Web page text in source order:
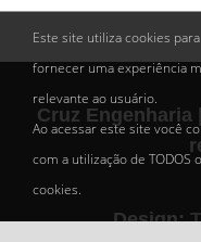
Cruz Engenharia
Design:
Este site utiliza cookies para
fornecer uma experiência
relevante ao usuário.
Ao acessar este site você
com a utilização de TODOS
cookies.